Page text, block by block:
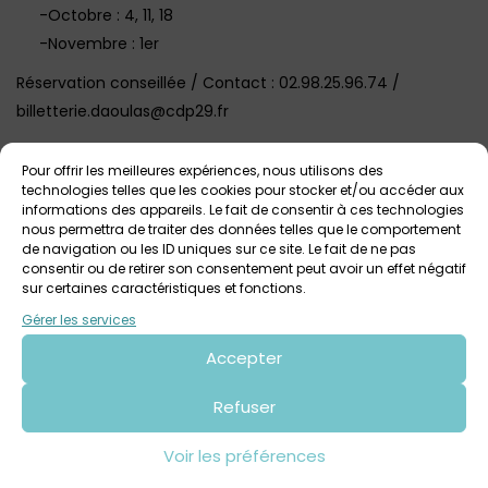
Pour offrir les meilleures expériences, nous utilisons des
technologies telles que les cookies pour stocker et/ou accéder aux
informations des appareils. Le fait de consentir à ces technologies
nous permettra de traiter des données telles que le comportement
de navigation ou les ID uniques sur ce site. Le fait de ne pas
consentir ou de retirer son consentement peut avoir un effet négatif
sur certaines caractéristiques et fonctions.
Gérer les services
Accepter
Refuser
Voir les préférences
-Octobre : 4, 11, 18
-Novembre : 1er
Réservation conseillée / Contact : 02.98.25.96.74 /
billetterie.daoulas@cdp29.fr‎
Autres événementsà venir Voir tout